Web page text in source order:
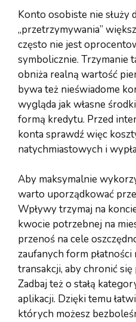
Konto osobiste nie służy
„przetrzymywania”
często nie jest
symbolicznie. Trzymanie
obniża realną wartość
bywa też nieświadome
wygląda jak własne
formą kredytu. Przed
konta sprawdź więc
natychmiastowych i
Aby maksymalnie
warto uporządkować
Wpływy trzymaj na
kwocie potrzebnej na
przenoś na cele
zaufanych form
transakcji, aby chronić się
Zadbaj też o stałą
aplikacji. Dzięki temu
których możesz